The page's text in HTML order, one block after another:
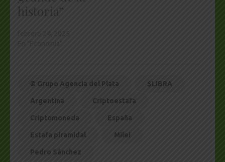
historia”
© Grupo Agencia del Plata $LIBRA
Argentina Criptoestafa
Criptomoneda España
Estafa piramidal Milei
Pedro Sánchez